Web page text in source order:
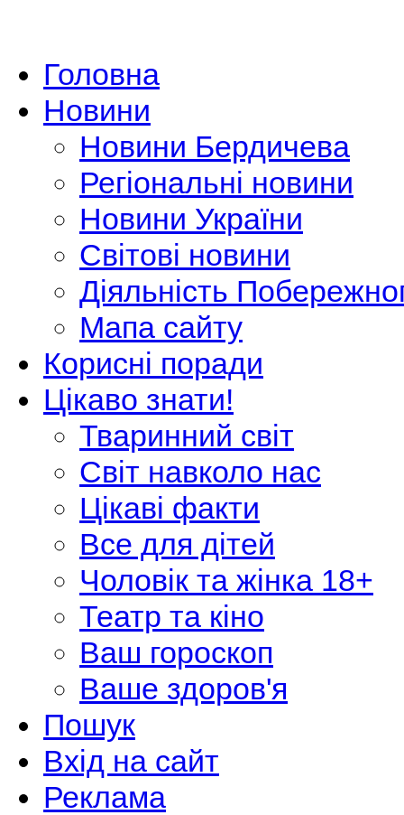
Головна
Новини
Новини Бердичева
Регіональні новини
Новини України
Світові новини
Діяльність
Мапа сайту
Корисні поради
Цікаво знати!
Тваринний світ
Світ навколо нас
Цікаві факти
Все для дітей
Чоловік та жінка 18+
Театр та кіно
Ваш гороскоп
Ваше здоров'я
Пошук
Вхід на сайт
Реклама